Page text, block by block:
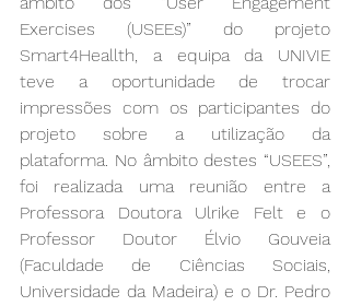
Exercises (USEEs)” do projeto
Smart4Heallth, a equipa da UNIVIE
teve a oportunidade de trocar
impressões com os participantes do
projeto sobre a utilização da
plataforma. No âmbito destes “USEES”,
foi realizada uma reunião entre a
Professora Doutora Ulrike Felt e o
Professor Doutor Élvio Gouveia
(Faculdade de Ciências Sociais,
Universidade da Madeira) e o Dr. Pedro